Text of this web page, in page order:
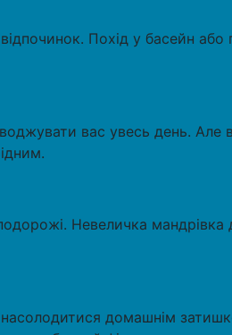
Похід у басейн або
вас увесь день. Але
Невеличка мандрівка
домашнім